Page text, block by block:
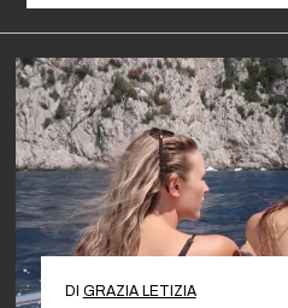
DI GRAZIA LETIZIA